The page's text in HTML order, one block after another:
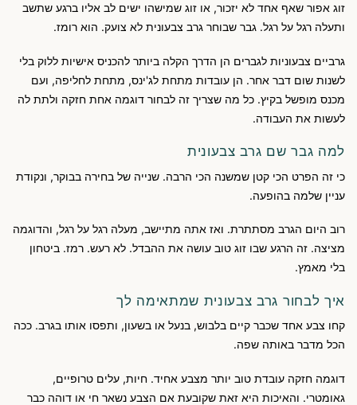
זוג אפור שאף אחד לא יזכור, או זוג שמישהו ישים לב אליו ברגע שתשב
ותעלה רגל על רגל. גבר שבוחר גרב צבעונית לא צועק. הוא רומז.
גרביים צבעוניות לגברים הן הדרך הקלה ביותר להכניס אישיות ללוק בלי
לשנות שום דבר אחר. הן עובדות מתחת לג'ינס, מתחת לחליפה, ועם
מכנס מופשל בקיץ. כל מה שצריך זה לבחור דוגמה אחת חזקה ולתת לה
לעשות את העבודה.
למה גבר שם גרב צבעונית
כי זה הפרט הכי קטן שמשנה הכי הרבה. שנייה של בחירה בבוקר, ונקודת
עניין שלמה בהופעה.
רוב היום הגרב מסתתרת. ואז אתה מתיישב, מעלה רגל על רגל, והדוגמה
מציצה. זה הרגע שבו זוג טוב עושה את ההבדל. לא רעש. רמז. ביטחון
בלי מאמץ.
איך לבחור גרב צבעונית שמתאימה לך
קחו צבע אחד שכבר קיים בלבוש, בנעל או בשעון, ותפסו אותו בגרב. ככה
הכל מדבר באותה שפה.
דוגמה חזקה עובדת טוב יותר מצבע אחיד. חיות, עלים טרופיים,
גאומטרי. והאיכות היא זאת שקובעת אם הצבע נשאר חי או דוהה כבר